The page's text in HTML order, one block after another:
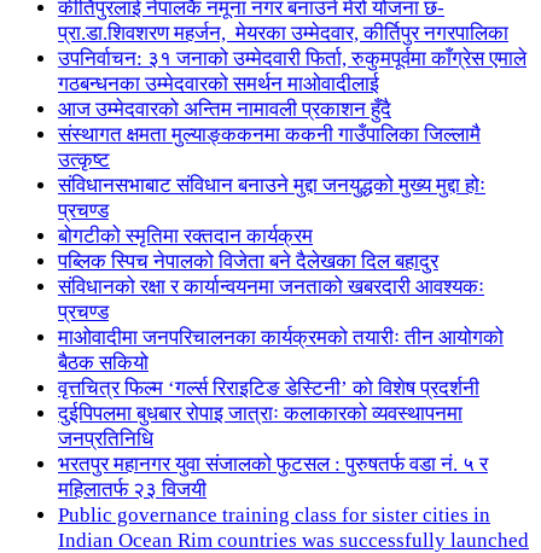
कीर्तिपुरलाई नेपालकै नमूना नगर बनाउने मेरो योजना छ-
प्रा.डा.शिवशरण महर्जन, मेयरका उम्मेदवार, कीर्तिपुर नगरपालिका
उपनिर्वाचन: ३१ जनाको उम्मेदवारी फिर्ता, रुकुमपूर्वमा काँग्रेस एमाले
गठबन्धनका उम्मेदवारको समर्थन माओवादीलाई
आज उम्मेदवारको अन्तिम नामावली प्रकाशन हुँदै
संस्थागत क्षमता मुल्याङ्ककनमा ककनी गाउँपालिका जिल्लामै
उत्कृष्ट
संविधानसभाबाट संविधान बनाउने मुद्दा जनयुद्धको मुख्य मुद्दा होः
प्रचण्ड
बोगटीको स्मृतिमा रक्तदान कार्यक्रम
पब्लिक स्पिच नेपालको विजेता बने दैलेखका दिल बहादुर
संविधानको रक्षा र कार्यान्वयनमा जनताको खबरदारी आवश्यकः
प्रचण्ड
माओवादीमा जनपरिचालनका कार्यक्रमको तयारीः तीन आयोगको
बैठक सकियो
वृत्तचित्र फिल्म ‘गर्ल्स रिराइटिङ डेस्टिनी’ को विशेष प्रदर्शनी
दुईपिपलमा बुधबार रोपाइ जात्राः कलाकारको व्यवस्थापनमा
जनप्रतिनिधि
भरतपुर महानगर युवा संजालको फुटसल : पुरुषतर्फ वडा नं. ५ र
महिलातर्फ २३ विजयी
Public governance training class for sister cities in
Indian Ocean Rim countries was successfully launched